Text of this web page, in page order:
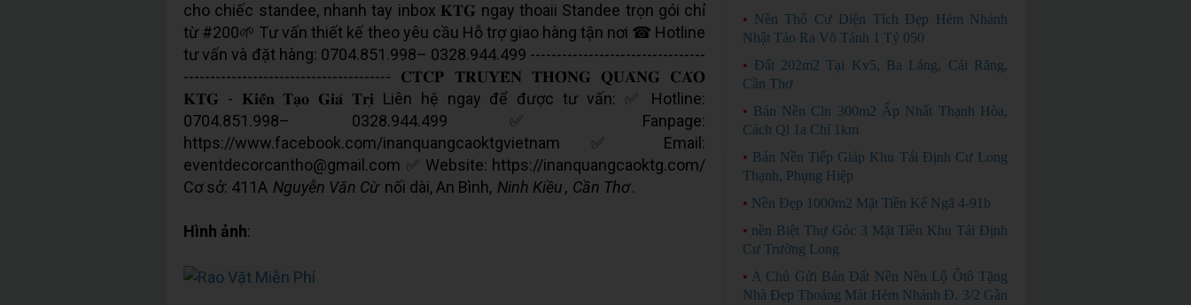
cho chiếc standee, nhanh tay inbox 𝐊𝐓𝐆 ngay thoaii Standee trọn gói chỉ
từ #200🌱 Tư vấn thiết kế theo yêu cầu Hỗ trợ giao hàng tận nơi ☎ Hotline
tư vấn và đặt hàng: 0704.851.998– 0328.944.499 ---------------------------------
--------------------------------------- 𝐂𝐓𝐂𝐏 𝐓𝐑𝐔𝐘𝐄̂̀𝐍 𝐓𝐇𝐎̂𝐍𝐆 𝐐𝐔𝐀̉𝐍𝐆 𝐂𝐀́𝐎
𝐊𝐓𝐆 - 𝐊𝐢𝐞̂́𝐧 𝐓𝐚̣𝐨 𝐆𝐢𝐚́ 𝐓𝐫𝐢̣ Liên hệ ngay để được tư vấn: ✅ Hotline:
0704.851.998– 0328.944.499 ✅ Fanpage:
https://www.facebook.com/inanquangcaoktgvietnam ✅ Email:
eventdecorcantho@gmail.com ✅ Website: https://inanquangcaoktg.com/
Cơ sở: 411A Nguyễn Văn Cừ nối dài, An Bình, Ninh Kiều, Cần Thơ.
Hình ảnh:
• Nền Thổ Cư Diện Tích Đẹp Hẻm Nhánh
Nhật Tảo Ra Võ Tánh 1 Tỷ 050
• Đất 202m2 Tại Kv5, Ba Láng, Cái Răng,
Cần Thơ
• Bán Nền Cln 300m2 Ấp Nhất Thạnh Hòa,
Cách Ql 1a Chỉ 1km
• Bán Nền Tiếp Giáp Khu Tái Định Cư Long
Thạnh, Phụng Hiệp
• Nền Đẹp 1000m2 Mặt Tiền Kế Ngã 4-91b
• nền Biệt Thự Góc 3 Mặt Tiền Khu Tái Định
Cư Trường Long
• A Chủ Gửi Bán Đất Nền Nền Lộ Ôtô Tặng
Nhà Đẹp Thoáng Mát Hẻm Nhánh Đ. 3/2 Gần